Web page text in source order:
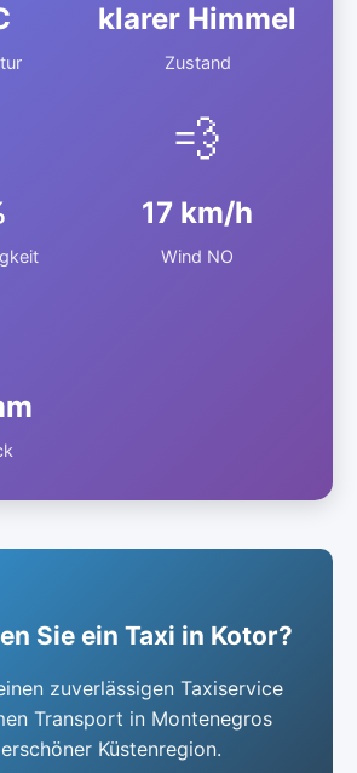
klarer Himmel
Zustand
💨
17 km/h
Wind NO
Sie ein Taxi in Kotor?
zuverlässigen Taxiservice
Transport in Montenegros
Küstenregion.